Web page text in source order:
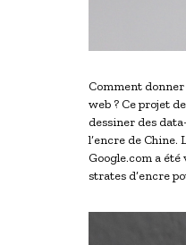
Comment donner
web ? Ce projet
dessiner des
l’encre de Chine.
Google.com a été
strates d’encre